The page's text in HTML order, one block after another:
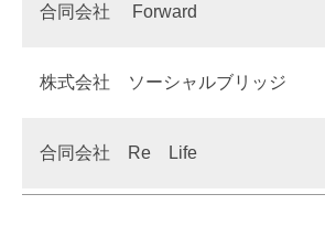
合同会社 Forward
株式会社 ソーシャルブリッジ
合同会社 Re Life